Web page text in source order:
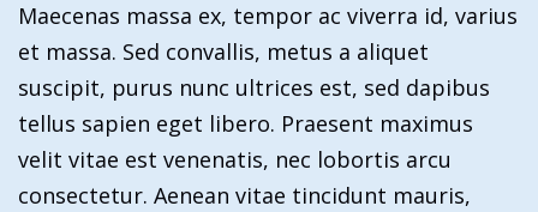
Maecenas massa ex, tempor ac viverra id, varius
et massa. Sed convallis, metus a aliquet
suscipit, purus nunc ultrices est, sed dapibus
tellus sapien eget libero. Praesent maximus
velit vitae est venenatis, nec lobortis arcu
consectetur. Aenean vitae tincidunt mauris,